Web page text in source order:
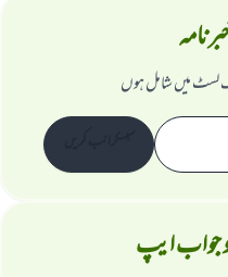
لسٹ میں شامل ہوں
جواب ایپ